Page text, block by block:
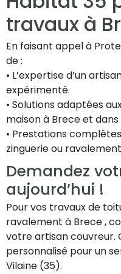
travaux à
En faisant appel à
de :
• L’expertise d’un
expérimenté.
• Solutions adaptées
maison à Brece et
• Prestations
zinguerie ou
Demandez
aujourd’hui !
Pour vos travaux de
ravalement à Brece ,
votre artisan couvreur.
personnalisé pour un
Vilaine (35).